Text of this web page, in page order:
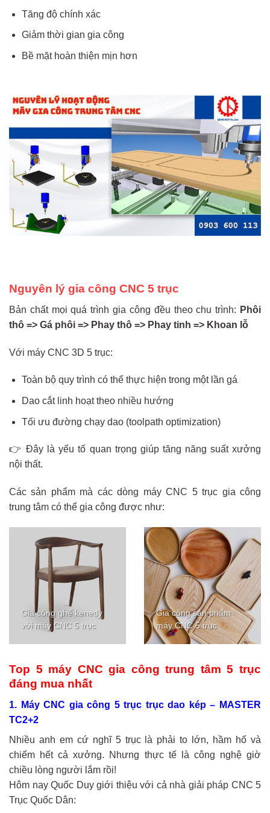
Tăng độ chính xác
Giảm thời gian gia công
Bề mặt hoàn thiện mịn hơn
Nguyên lý gia công CNC 5 trục
Bản chất mọi quá trình gia công đều theo chu trình: Phôi
thô => Gá phôi => Phay thô => Phay tinh => Khoan lỗ
Với máy CNC 3D 5 trục:
Toàn bộ quy trình có thể thực hiện trong một lần gá
Dao cắt linh hoạt theo nhiều hướng
Tối ưu đường chạy dao (toolpath optimization)
👉 Đây là yếu tố quan trọng giúp tăng năng suất xưởng
nội thất.
Các sản phẩm mà các dòng máy CNC 5 trục gia công
trung tâm có thể gia công được như:
Gia công ghế kenedy
với máy CNC 5 trục
Gia công sản phẩm
máy CNC 5 trục
Top 5 máy CNC gia công trung tâm 5 trục
đáng mua nhất
1. Máy CNC gia công 5 trục trục dao kép – MASTER
TC2+2
Nhiều anh em cứ nghĩ 5 trục là phải to lớn, hầm hố và
chiếm hết cả xưởng. Nhưng thực tế là công nghệ giờ
chiều lòng người lắm rồi!
Hôm nay Quốc Duy giới thiệu với cả nhà giải pháp CNC 5
Trục Quốc Dân: